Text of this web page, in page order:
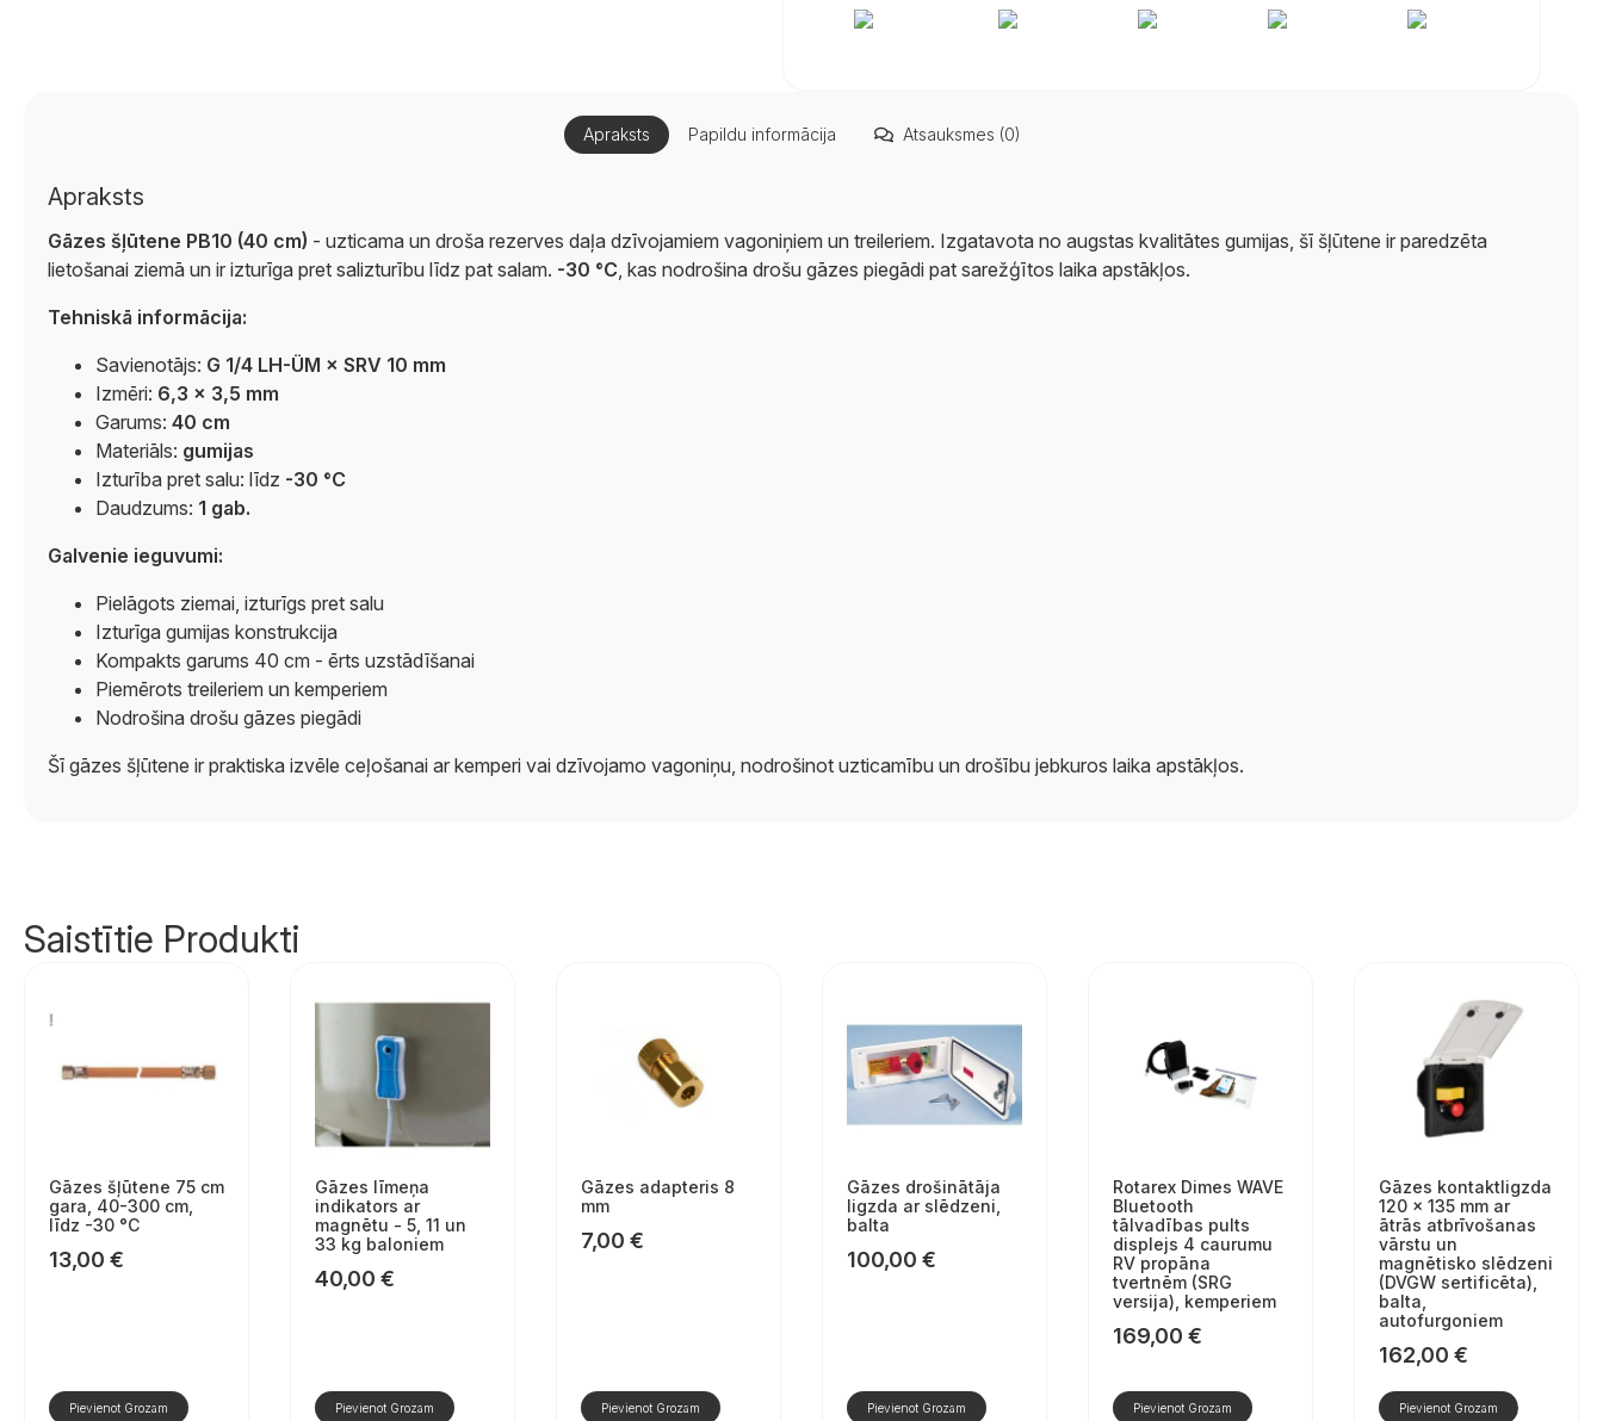
Apraksts Papildu informācija Atsauksmes (0)
Apraksts
Gāzes šļūtene PB10 (40 cm) - uzticama un droša rezerves daļa dzīvojamiem vagoniņiem un treileriem. Izgatavota no augstas kvalitātes gumijas, šī šļūtene ir paredzēta
lietošanai ziemā un ir izturīga pret salizturību līdz pat salam. -30 °C , kas nodrošina drošu gāzes piegādi pat sarežģītos laika apstākļos.
Tehniskā informācija:
Savienotājs: G 1/4 LH-ÜM × SRV 10 mm
Izmēri: 6,3 × 3,5 mm
Garums: 40 cm
Materiāls: gumijas
Izturība pret salu: līdz -30 °C
Daudzums: 1 gab.
Galvenie ieguvumi:
Pielāgots ziemai, izturīgs pret salu
Izturīga gumijas konstrukcija
Kompakts garums 40 cm - ērts uzstādīšanai
Piemērots treileriem un kemperiem
Nodrošina drošu gāzes piegādi
Šī gāzes šļūtene ir praktiska izvēle ceļošanai ar kemperi vai dzīvojamo vagoniņu, nodrošinot uzticamību un drošību jebkuros laika apstākļos.
Saistītie Produkti
Gāzes šļūtene 75 cm
gara, 40-300 cm,
līdz -30 °C
13,00 €
Pievienot Grozam
Gāzes līmeņa
indikators ar
magnētu - 5, 11 un
33 kg baloniem
40,00 €
Pievienot Grozam
Gāzes adapteris 8
mm
7,00 €
Pievienot Grozam
Gāzes drošinātāja
ligzda ar slēdzeni,
balta
100,00 €
Pievienot Grozam
Rotarex Dimes WAVE
Bluetooth
tālvadības pults
displejs 4 caurumu
RV propāna
tvertnēm (SRG
versija), kemperiem
169,00 €
Pievienot Grozam
Gāzes kontaktligzda
120 × 135 mm ar
ātrās atbrīvošanas
vārstu un
magnētisko slēdzeni
(DVGW sertificēta),
balta,
autofurgoniem
162,00 €
Pievienot Grozam